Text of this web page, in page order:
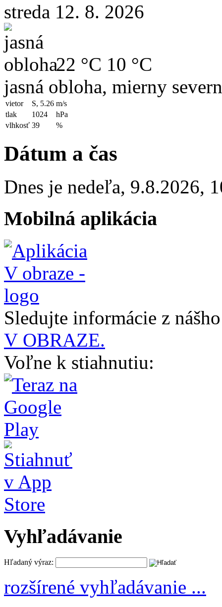
streda 12. 8. 2026
22 °C 10 °C
jasná obloha, mierny
vietor S, 5.26 m/s
tlak
1024
hPa
vlhkosť 39 %
Dátum a čas
Dnes je nedeľa, 9.8.2026,
Mobilná aplikácia
Sledujte informácie z
V OBRAZE.
Voľne k stiahnutiu:
Vyhľadávanie
Hľadaný výraz:
rozšírené vyhľadávanie ...